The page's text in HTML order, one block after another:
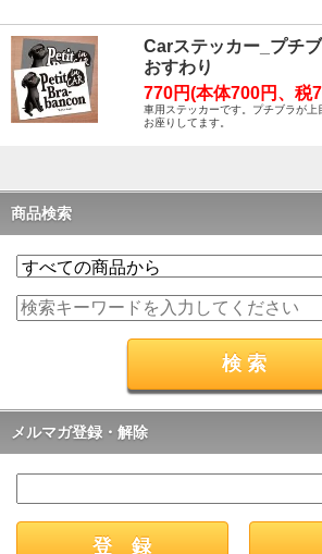
Carステッカー_プチブ
おすわり
770円(本体700円、税
車用ステッカーです。プチブラが上
お座りしてます。
商品検索
メルマガ登録・解除